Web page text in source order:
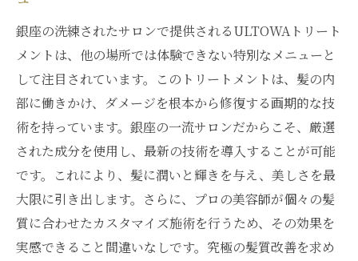
銀座の洗練されたサロンで提供されるULTOWAトリート
メントは、他の場所では体験できない特別なメニューと
して注目されています。このトリートメントは、髪の内
部に働きかけ、ダメージを根本から修復する画期的な技
術を持っています。銀座の一流サロンだからこそ、厳選
された成分を使用し、最新の技術を導入することが可能
です。これにより、髪に潤いと輝きを与え、美しさを最
大限に引き出します。さらに、プロの美容師が個々の髪
質に合わせたカスタマイズ施術を行うため、その効果を
実感できること間違いなしです。究極の髪質改善を求め